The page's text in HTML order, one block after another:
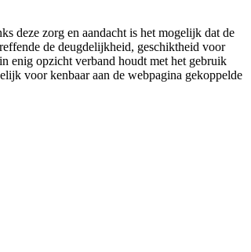
deze zorg en aandacht is het mogelijk dat de
de deugdelijkheid, geschiktheid voor
enig opzicht verband houdt met het gebruik
voor kenbaar aan de webpagina gekoppelde